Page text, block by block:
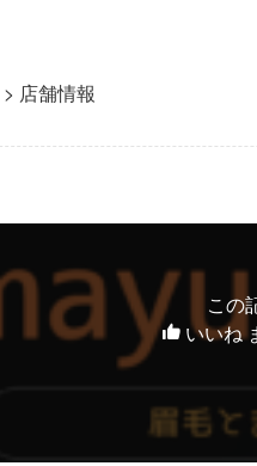
> 店舗情報
この
いいね